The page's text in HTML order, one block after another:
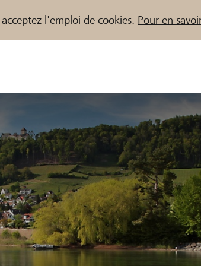
l'emploi de cookies. Pour en